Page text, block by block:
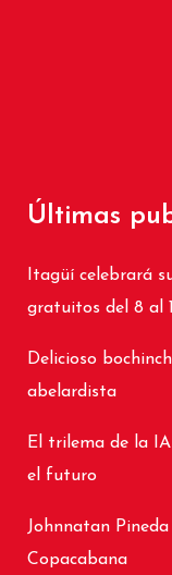
Últimas
Itagüí celebrará
gratuitos del 8 al
Delicioso
abelardista
El trilema de la
el futuro
Johnnatan
Copacabana